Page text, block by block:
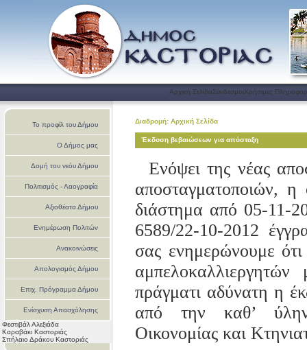
Αρχική ΣελίδαΣύνδεσμοιΧρήσιμες
Το προφίλ του Δήμου
Ο Δήμος μας
Δομή του νεόυ Δήμου
Πολιτισμός - Λαογραφία
Αξιοθέατα Δήμου
Ενημέρωση Πολιτών
Ανακοινώσεις
Απολογισμός Δήμου
Επιχ. Πρόγραμμα Δήμου
Ενίσχυση Απασχόλησης
Φεστιβάλ Αλεξιάδα
Καραβάκι Καστοριάς
Σπήλαιο Δράκου Καστοριάς
Διαδρομή: Αρχική Σελίδα
Έκδοση βεβαιώσεων για απόσταξη
Ενόψει της νέας
αποσταγματοποιών, η
διάστημα από 05-11-
6589/22-10-2012
σας ενημερώνουμε
αμπελοκαλλιεργητών
πράγματι αδύνατη η
από την καθ’
Οικονομίας και